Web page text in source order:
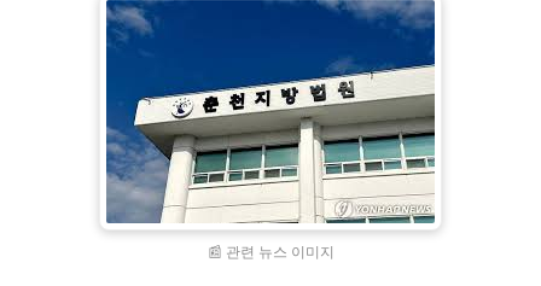
📰 관련 뉴스 이미지